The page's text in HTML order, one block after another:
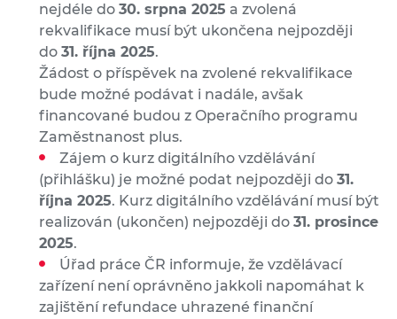
nejdéle do 30. srpna 2025 a zvolená
rekvalifikace musí být ukončena nejpozději
do 31. října 2025.
Žádost o příspěvek na zvolené rekvalifikace
bude možné podávat i nadále, avšak
financované budou z Operačního programu
Zaměstnanost plus.
Zájem o kurz digitálního vzdělávání
(přihlášku) je možné podat nejpozději do 31.
října 2025. Kurz digitálního vzdělávání musí být
realizován (ukončen) nejpozději do 31. prosince
2025.
Úřad práce ČR informuje, že vzdělávací
zařízení není oprávněno jakkoli napomáhat k
zajištění refundace uhrazené finanční